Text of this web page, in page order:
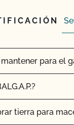
is Non-GMO
actualizo
tratamientos
etc.) puedo
para el
tierra para